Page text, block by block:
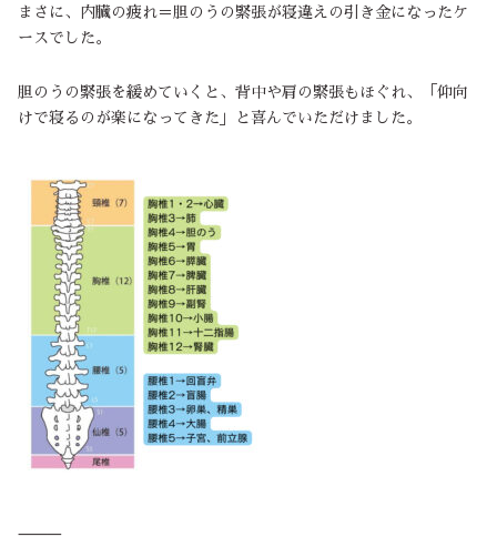
まさに、内臓の疲れ＝胆のうの緊張が寝違えの引き金になったケ
ースでした。
胆のうの緊張を緩めていくと、背中や肩の緊張もほぐれ、「仰向
けで寝るのが楽になってきた」と喜んでいただけました。
⸻